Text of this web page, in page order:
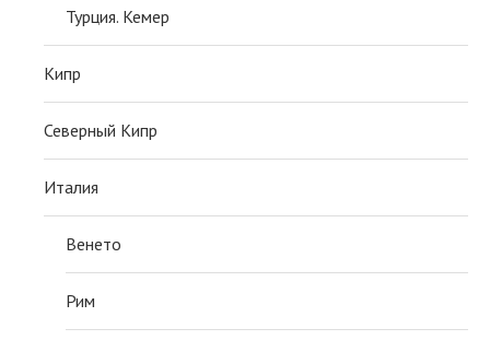
Турция. Кемер
Кипр
Северный Кипр
Италия
Венето
Рим